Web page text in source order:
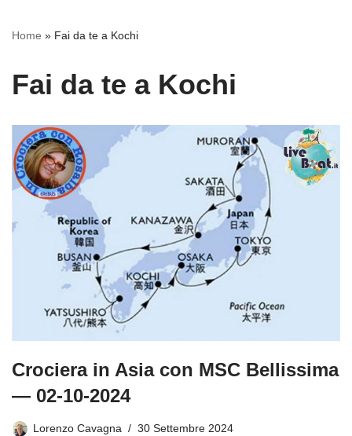
Home » Fai da te a Kochi
Fai da te a Kochi
Crociera in Asia con MSC Bellissima
— 02-10-2024
Lorenzo Cavagna 30 Settembre 2024